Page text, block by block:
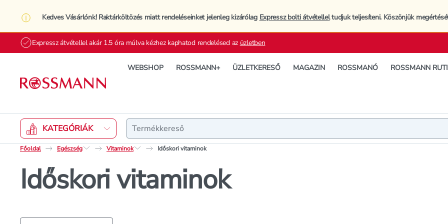
Kedves Vásárlónk! Raktárköltözés miatt rendeléseinket jelenleg kizárólag Expressz bolti átvételleltudjuk teljesíteni. Köszönjük
Expressz átvétellel akár 1.5 óra múlva kézhez kaphatod rendelésed az üzletben
WEBSHOP ROSSMANN+ ÜZLETKERESŐ MAGAZIN ROSSMANÓ ROSSMANN
KATEGÓRIÁK Keresés
Főoldal Egészség Vitaminok Időskori vitaminok
Időskori vitaminok